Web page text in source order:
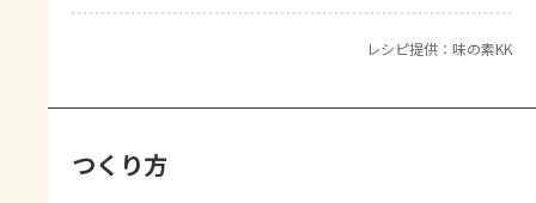
レシピ提供：味の素KK
つくり方